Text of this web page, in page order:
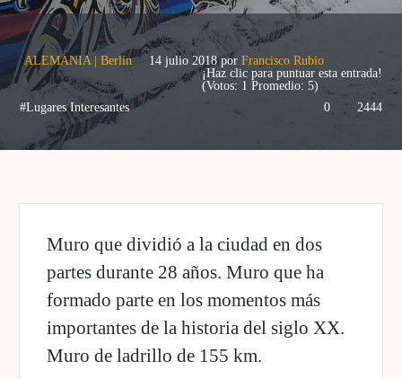
ALEMANIA|Berlín 14 julio 2018porFrancisco Rubio
¡Haz clic para puntuar esta entrada!
(Votos: 1 Promedio: 5)
#Lugares Interesantes
2444
0
Muro que dividió a la ciudad en dos
partes durante 28 años. Muro que ha
formado parte en los momentos más
importantes de la historia del siglo XX.
Muro de ladrillo de 155 km.